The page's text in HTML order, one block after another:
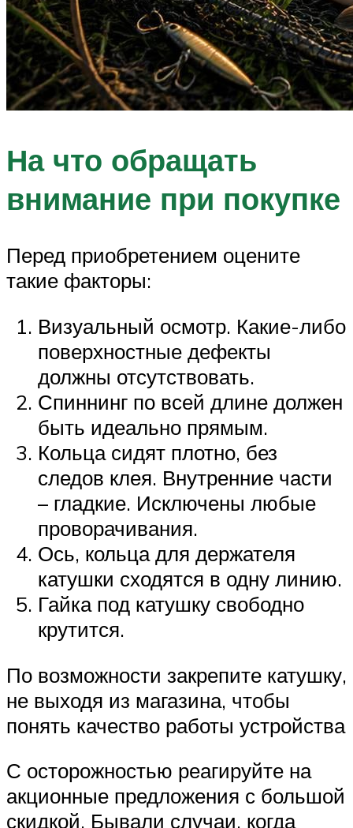
На что обращать
внимание при покупке
Перед приобретением оцените
такие факторы:
Визуальный осмотр. Какие-либо
поверхностные дефекты
должны отсутствовать.
Спиннинг по всей длине должен
быть идеально прямым.
Кольца сидят плотно, без
следов клея. Внутренние части
– гладкие. Исключены любые
проворачивания.
Ось, кольца для держателя
катушки сходятся в одну линию.
Гайка под катушку свободно
крутится.
По возможности закрепите катушку,
не выходя из магазина, чтобы
понять качество работы устройства
С осторожностью реагируйте на
акционные предложения с большой
скидкой. Бывали случаи, когда